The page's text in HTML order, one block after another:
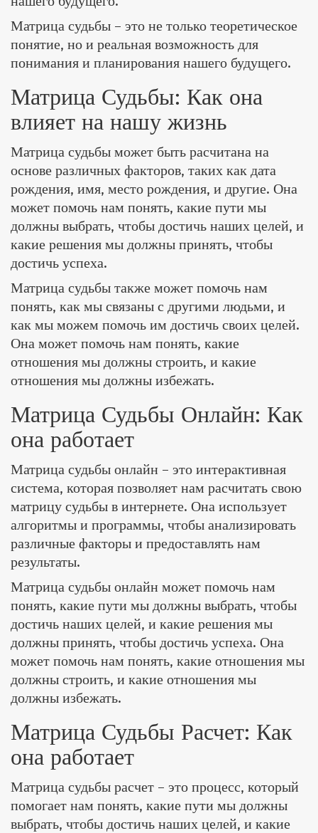
Матрица судьбы – это не только теоретическое
понятие, но и реальная возможность для
понимания и планирования нашего будущего.
Матрица Судьбы: Как она
влияет на нашу жизнь
Матрица судьбы может быть расчитана на
основе различных факторов, таких как дата
рождения, имя, место рождения, и другие. Она
может помочь нам понять, какие пути мы
должны выбрать, чтобы достичь наших целей, и
какие решения мы должны принять, чтобы
достичь успеха.
Матрица судьбы также может помочь нам
понять, как мы связаны с другими людьми, и
как мы можем помочь им достичь своих целей.
Она может помочь нам понять, какие
отношения мы должны строить, и какие
отношения мы должны избежать.
Матрица Судьбы Онлайн: Как
она работает
Матрица судьбы онлайн – это интерактивная
система, которая позволяет нам расчитать свою
матрицу судьбы в интернете. Она использует
алгоритмы и программы, чтобы анализировать
различные факторы и предоставлять нам
результаты.
Матрица судьбы онлайн может помочь нам
понять, какие пути мы должны выбрать, чтобы
достичь наших целей, и какие решения мы
должны принять, чтобы достичь успеха. Она
может помочь нам понять, какие отношения мы
должны строить, и какие отношения мы
должны избежать.
Матрица Судьбы Расчет: Как
она работает
Матрица судьбы расчет – это процесс, который
помогает нам понять, какие пути мы должны
выбрать, чтобы достичь наших целей, и какие